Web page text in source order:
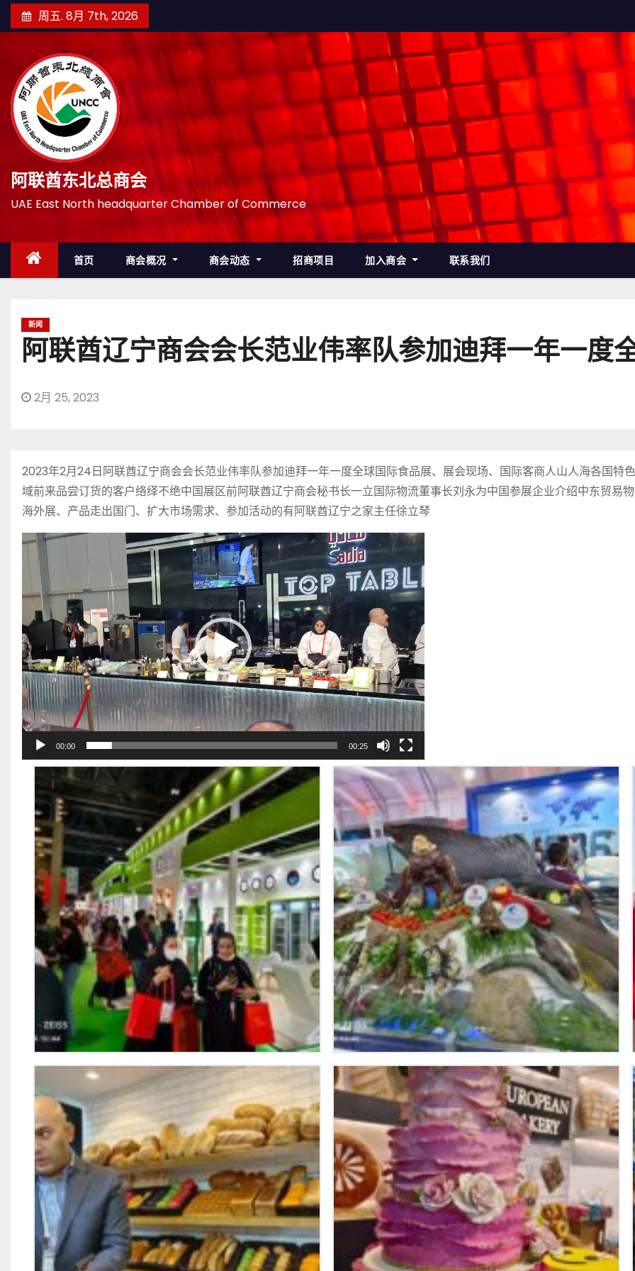
至
周五. 8月 7th, 2026
阿联酋东北总商会
UAE East North headquarter Chamber of Commerce
首页 商会概况 商会动态 招商项目 加入商会 联系我们
新闻
阿联酋辽宁商会会长范业伟率队参加迪拜一年一度
2月 25, 2023
2023年2月24日阿联酋辽宁商会会长范业伟率队参加迪拜一年一度全球国际食品展、展会现场、国际客商人山人海各国特
域前来品尝订货的客户络绎不绝中国展区前阿联酋辽宁商会秘书长一立国际物流董事长刘永为中国参展企业介绍中东贸易
海外展、产品走出国门、扩大市场需求、参加活动的有阿联酋辽宁之家主任徐立琴
视
放
器
00:00 00:25